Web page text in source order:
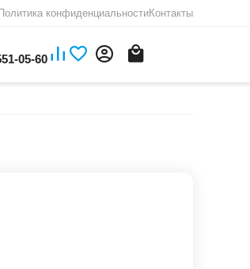
Политика конфиденциальностиКонтакты
05-60